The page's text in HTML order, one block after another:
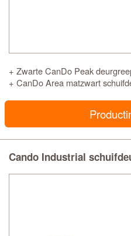
+ Zwarte CanDo Peak
+ CanDo Area matzwart
Cando Industrial